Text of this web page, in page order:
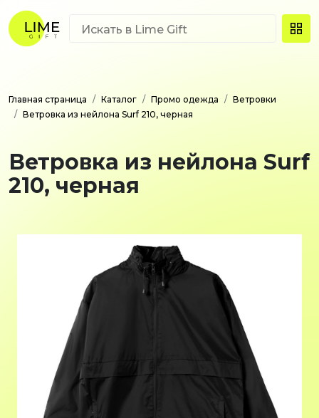
Главная страница Каталог Промо одежда
Ветровки
Ветровка из нейлона Surf 210, черная
Ветровка из нейлона Surf
210, черная